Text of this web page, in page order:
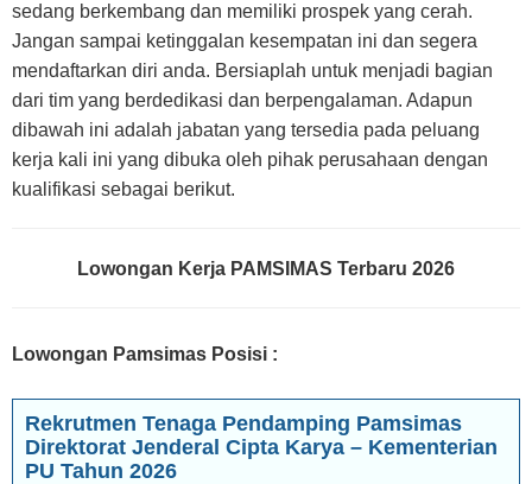
sedang berkembang dan memiliki prospek yang cerah.
Jangan sampai ketinggalan kesempatan ini dan segera
mendaftarkan diri anda. Bersiaplah untuk menjadi bagian
dari tim yang berdedikasi dan berpengalaman. Adapun
dibawah ini adalah jabatan yang tersedia pada peluang
kerja kali ini yang dibuka oleh pihak perusahaan dengan
kualifikasi sebagai berikut.
Lowongan Kerja PAMSIMAS Terbaru 2026
Lowongan Pamsimas Posisi :
Rekrutmen Tenaga Pendamping Pamsimas
Direktorat Jenderal Cipta Karya – Kementerian
PU Tahun 2026